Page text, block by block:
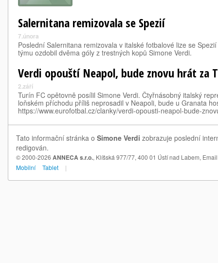
Salernitana remizovala se Spezií
7.února
Poslední Salernitana remizovala v italské fotbalové lize se
týmu ozdobil dvěma góly z trestných kopů Simone Verdi.
Verdi opouští Neapol, bude znovu hrát za
2.září
Turín FC opětovně posílil Simone Verdi. Čtyřnásobný italský
loňském příchodu příliš neprosadil v Neapoli, bude u Granata
https://www.eurofotbal.cz/clanky/verdi-opousti-neapol-bude-
Tato informační stránka o Simone Verdi zobrazuje poslední
redigován.
© 2000-2026 ANNECA s.r.o., Klíšská 977/77, 400 01 Ústí nad Labem,
Mobilní
Tablet |